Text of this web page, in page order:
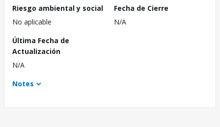
Riesgo ambiental y social
No aplicable
Fecha de Cierre
N/A
Última Fecha de
Actualización
N/A
Notes